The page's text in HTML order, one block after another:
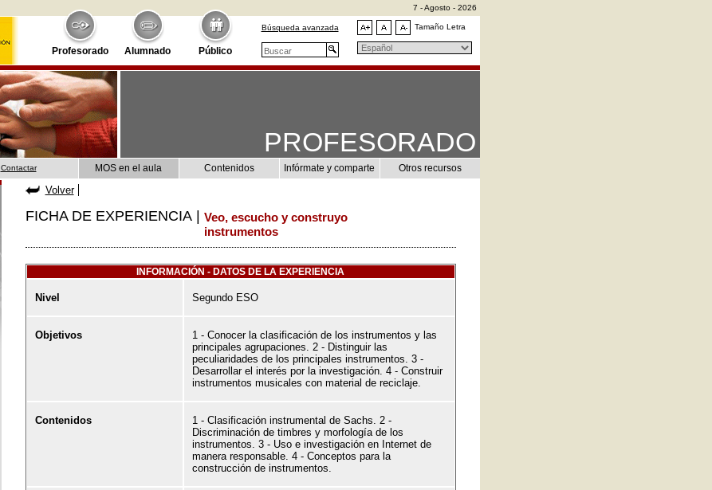
Profesorado Alumnado Público
7 - Agosto - 2026
Búsqueda avanzada Tamaño Letra
PROFESORADO
Contactar MOS en el aula Contenidos Infórmate y comparte Otros recursos
Volver
FICHA DE EXPERIENCIA |
Veo, escucho y construyo
instrumentos
INFORMACIÓN - DATOS DE LA EXPERIENCIA
Nivel Segundo ESO
Objetivos
1 - Conocer la clasificación de los instrumentos y las
principales agrupaciones. 2 - Distinguir las
peculiaridades de los principales instrumentos. 3 -
Desarrollar el interés por la investigación. 4 - Construir
instrumentos musicales con material de reciclaje.
Contenidos
1 - Clasificación instrumental de Sachs. 2 -
Discriminación de timbres y morfología de los
instrumentos. 3 - Uso e investigación en Internet de
manera responsable. 4 - Conceptos para la
construcción de instrumentos.